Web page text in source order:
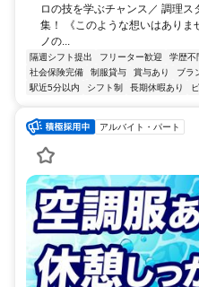
ロの技を学ぶチャンス／ 調理
集！ 《このような想いはありま
ノの...
隔週シフト提出 フリーター歓迎 学歴不
社会保険完備
制服貸与 賞与あり ブラ
駅近5分以内
シフト制 長期休暇あり
アルバイト・パート